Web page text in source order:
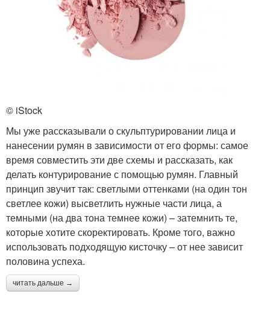
© iStock
Мы уже рассказывали о скульптурировании лица и
нанесении румян в зависимости от его формы: самое
время совместить эти две схемы и рассказать, как
делать контурирование с помощью румян. Главный
принцип звучит так: светлыми оттенками (на один тон
светлее кожи) высветлить нужные части лица, а
темными (на два тона темнее кожи) – затемнить те,
которые хотите скоректировать. Кроме того, важно
использовать подходящую кисточку – от нее зависит
половина успеха.
читать дальше →